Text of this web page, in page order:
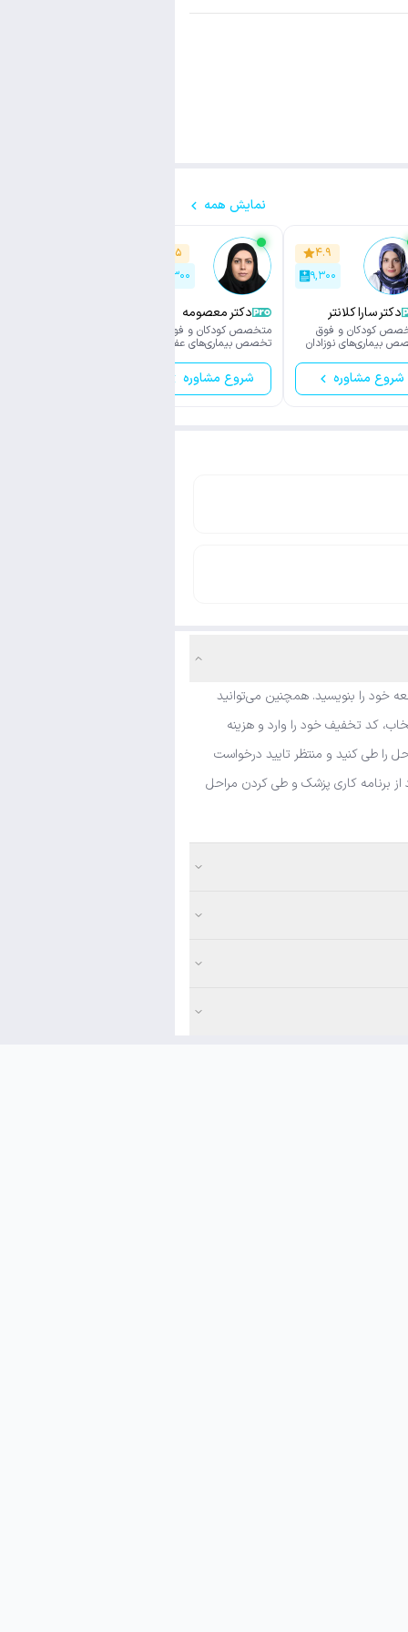
نمایش همه
۴.۹
۹,۳۰۰
دکتر سارا کلانتر
کودکان و فوق
بیماری‌های نوزادان
شروع مشاوره
۴.۵
۱۵,۳۰۰
دکتر معصومه
محضری
متخصص کودکان و فوق
تخصص بیماری‌های عفونی
شروع مشاوره
خود را بنویسید. همچنین می‌توانید
کد تخفیف خود را وارد و هزینه
را طی کنید و منتظر تایید درخواست
از برنامه کاری پزشک و طی کردن مراحل